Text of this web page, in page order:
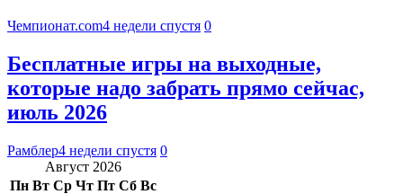
Чемпионат.com4 недели спустя 0
Бесплатные игры на выходные,
которые надо забрать прямо сейчас,
июль 2026
Рамблер4 недели спустя 0
Август 2026
Пн Вт Ср Чт Пт Сб Вс